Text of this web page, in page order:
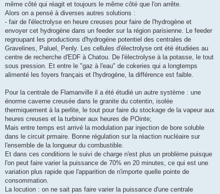
même côté qui réagit et toujours le même côté que l'on arrête.
Alors on a pensé à diverses autres solutions :
- fair de l'électrolyse en heure creuses pour faire de l'hydrogène et
envoyer cet hydrogène dans un feeder sur la région parisienne. Le feeder
regroupant les productions d'hydrogène potentiel des centrales de
Gravelines, Paluel, Penly. Les cellules d'électrolyse ont été étudiées au
centre de recherche d'EDF à Chatou. De l'électrolyse à la potasse, le tout
sous pression. Et entre le "gaz à l'eau" de cokeries qui a longtemps
alimenté les foyers français et l'hydrogène, la différence est faible.
Pour la centrale de Flamanville il a été étudié un autre système : une
énorme caverne creusée dans le granite du cotentin, isolée
thermiquement à la perlite, le tout pour faire du stockage de la vapeur aux
heures creuses et la turbiner aux heures de POinte;
Mais entre temps est arrivé la modulation par injection de bore soluble
dans le circuit prmaire. Bonne régulation sur la réaction nucléaire sur
l'ensemble de la longueur du combustible.
Et dans ces conditions le suivi de charge n'est plus un problème puisque
l'on peut faire varier la puissance de 70% en 20 minutes, ce qui est une
variation plus rapide que l'apparition de n'importe quelle pointe de
consommation.
La locution : on ne sait pas faire varier la puissance d'une centrale